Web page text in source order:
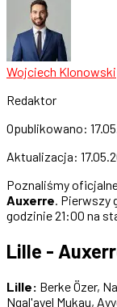
Wojciech Klonowski
Redaktor
Opublikowano:
Aktualizacja:
Poznaliśmy
Auxerre. Pierwszy
godzinie 21:00 na
Lille -
Lille: Berke Özer,
Ngal'ayel Mukau,